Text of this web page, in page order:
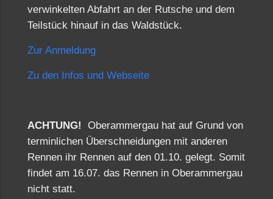
verwinkelten Abfahrt an der Rutsche und dem
Teilstück hinauf in das Waldstück.
Zur Anmeldung
Zu den Infos und Webseite
ACHTUNG!
Oberammergau hat auf Grund von
terminlichen Überschneidungen mit anderen
Rennen ihr Rennen auf den 01.10. gelegt. Somit
findet am 16.07. das Rennen in Oberammergau
nicht statt.